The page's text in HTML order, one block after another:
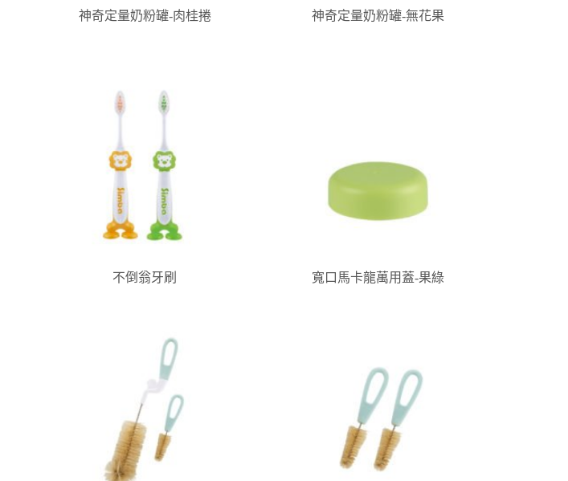
神奇定量奶粉罐-肉桂捲 神奇定量奶粉罐-無花果
不倒翁牙刷 寬口馬卡龍萬用蓋-果綠